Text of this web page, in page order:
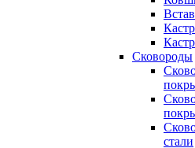
Сковороды
стали